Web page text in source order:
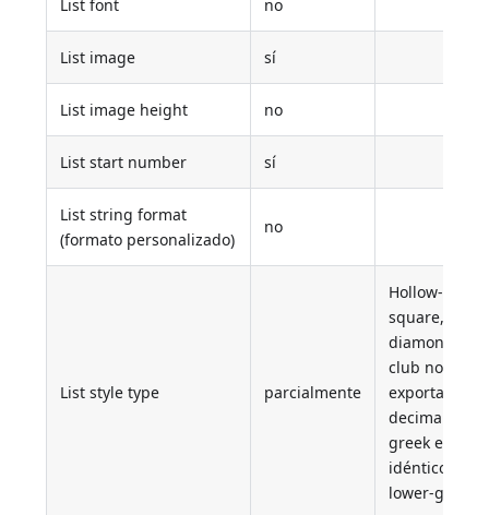
List font no
List image sí
List image height no
List start number sí
List string format
(formato personalizado)
no
List style type parcialmente
Hollow-
square,
diamond y
club no se
exportan,
decimal-
greek es
idéntico a
lower-greek